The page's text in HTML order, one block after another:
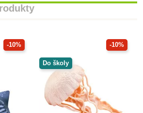
-10% -10%
Do školy